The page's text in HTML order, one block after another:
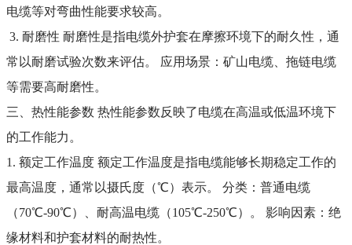
电缆等对弯曲性能要求较高。
3. 耐磨性 耐磨性是指电缆外护套在摩擦环境下的耐久性，通
常以耐磨试验次数来评估。 应用场景：矿山电缆、拖链电缆
等需要高耐磨性。
三、热性能参数 热性能参数反映了电缆在高温或低温环境下
的工作能力。
1. 额定工作温度 额定工作温度是指电缆能够长期稳定工作的
最高温度，通常以摄氏度（℃）表示。 分类：普通电缆
（70℃-90℃）、耐高温电缆（105℃-250℃）。 影响因素：绝
缘材料和护套材料的耐热性。